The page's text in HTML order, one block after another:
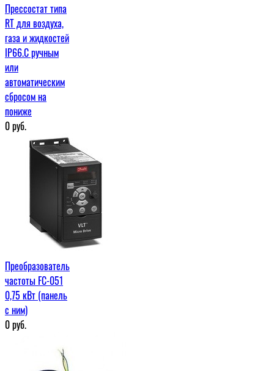
Прессостат типа
RT для воздуха,
газа и жидкостей
IP66.С ручным
или
автоматическим
сбросом на
пониже
0руб.
Преобразователь
частоты FC-051
0,75 кВт (панель
с ним)
0руб.